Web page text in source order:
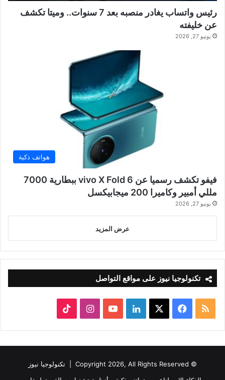
رئيس واتساب يغادر منصبه بعد 7 سنوات.. وميتا تكشف
عن خليفته
يونيو 27, 2026
هواتف ذكية
فيفو تكشف رسميا عن vivo X Fold 6 ببطارية 7000
مللي أمبير وكاميرا 200 ميجابيكسل
يونيو 27, 2026
عرض المزيد
تكنولوجيا نيوز على مواقع التواصل
ملخص
الموقع
RSS
فيسبوك لينكدإن‫YouTubeانستقرام
© Copyright 2026, All Rights Reserved |
تكنولوجيا نيوز